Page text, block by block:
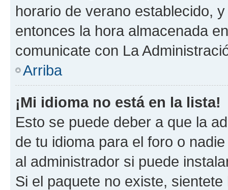
horario de verano establecido,
entonces la hora almacenada
comunicate con La
Arriba
¡Mi idioma no está en la lista!
Esto se puede deber a que la
de tu idioma para el foro o
al administrador si puede
Si el paquete no existe,